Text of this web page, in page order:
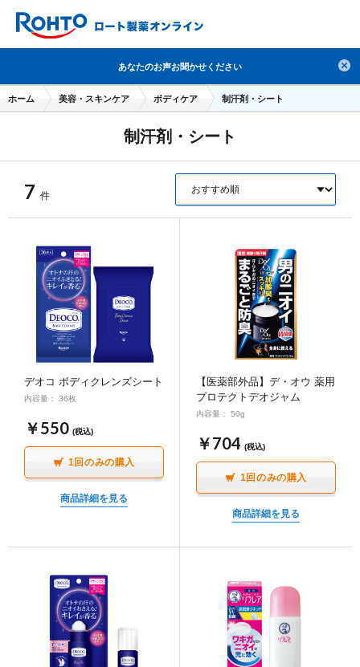
人気のキーワードで検索
目薬 ロートV5 日焼け止め 熱中症対策
セラミド オバジ
ハイドロキノン レチノール
冬虫夏草
ヘリオホワイト 数量限定
ブランドから探す 使用用途から探す
成分から探す 注目の商品 を見る
ポイント交換品 を見る お問い合わせ
検索
ログイン / 新規会員登録
∟ 美容サプリメント
美容・スキンケア
おトクなロート定期便
ポイントを貯める
読みもの
ジャーナル(美容情報・健康情報・読み物)
ご案内
あなたのお声お聞かせください
ホーム 美容・スキンケア ボディケア 制汗剤・シート
制汗剤・シート
7 件
デオコ ボディクレンズシート
内容量： 36枚
￥550 (税込)
1回のみの購入
商品詳細を見る
【医薬部外品】デ・オウ 薬用
プロテクトデオジャム
内容量： 50g
￥704 (税込)
1回のみの購入
商品詳細を見る